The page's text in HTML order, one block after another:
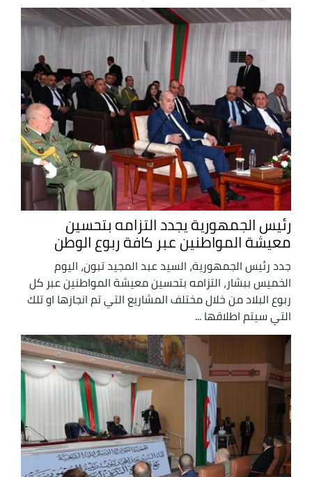
رئيس الجمهورية يجدد التزامه بتحسين
معيشة المواطنين عبر كافة ربوع الوطن
جدد رئيس الجمهورية، السيد عبد المجيد تبون، اليوم
الخميس ببشار، التزامه بتحسين معيشة المواطنين عبر كل
ربوع البلاد من خلال مختلف المشاريع التي تم انجازها او تلك
التي سيتم اطلاقها ...